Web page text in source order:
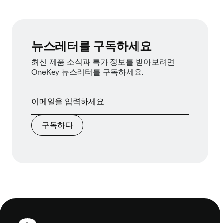
뉴스레터를 구독하세요
최신 제품 소식과 특가 정보를 받아보려면
OneKey 뉴스레터를 구독하세요.
구독하다
보